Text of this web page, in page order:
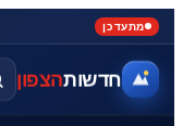
מתעדכן
חדשותהצפון